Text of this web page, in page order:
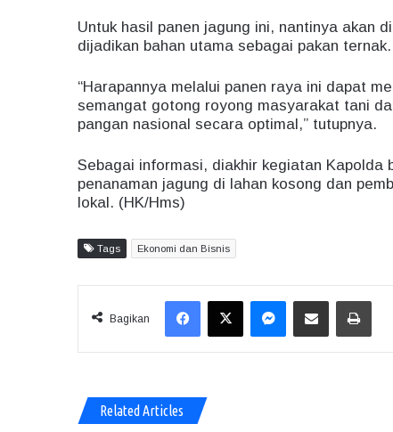
Untuk hasil panen jagung ini, nantinya akan
dijadikan bahan utama sebagai pakan ternak.
“Harapannya melalui panen raya ini dapat
semangat gotong royong masyarakat tani
pangan nasional secara optimal,” tutupnya.
Sebagai informasi, diakhir kegiatan Kapolda
penanaman jagung di lahan kosong dan
lokal. (HK/Hms)
Tags Ekonomi dan Bisnis
Bagikan
X
Related Articles